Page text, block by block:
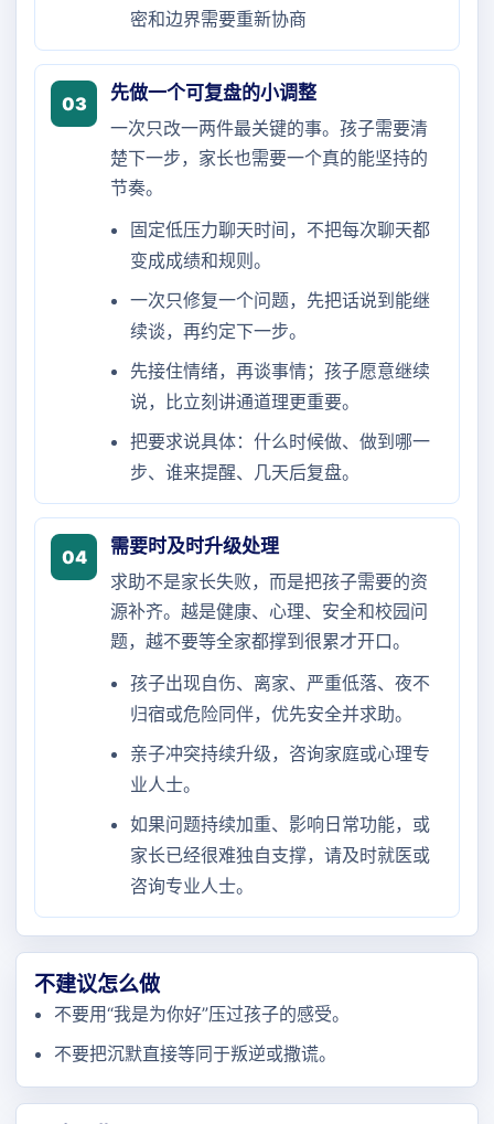
密和边界需要重新协商
03
先做一个可复盘的小调整
一次只改一两件最关键的事。孩子需要清
楚下一步，家长也需要一个真的能坚持的
节奏。
固定低压力聊天时间，不把每次聊天都
变成成绩和规则。
一次只修复一个问题，先把话说到能继
续谈，再约定下一步。
先接住情绪，再谈事情；孩子愿意继续
说，比立刻讲通道理更重要。
把要求说具体：什么时候做、做到哪一
步、谁来提醒、几天后复盘。
04
需要时及时升级处理
求助不是家长失败，而是把孩子需要的资
源补齐。越是健康、心理、安全和校园问
题，越不要等全家都撑到很累才开口。
孩子出现自伤、离家、严重低落、夜不
归宿或危险同伴，优先安全并求助。
亲子冲突持续升级，咨询家庭或心理专
业人士。
如果问题持续加重、影响日常功能，或
家长已经很难独自支撑，请及时就医或
咨询专业人士。
不建议怎么做
不要用“我是为你好”压过孩子的感受。
不要把沉默直接等同于叛逆或撒谎。